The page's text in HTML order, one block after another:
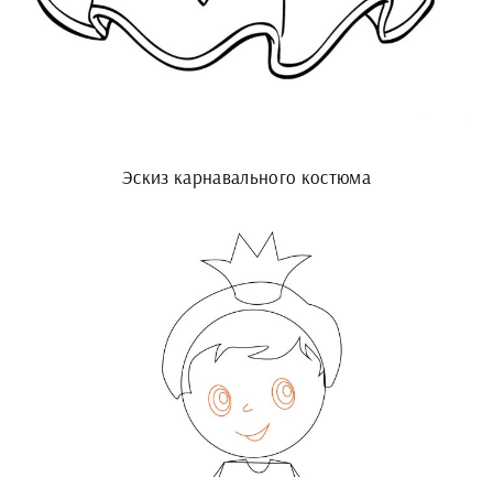
Эскиз карнавального костюма